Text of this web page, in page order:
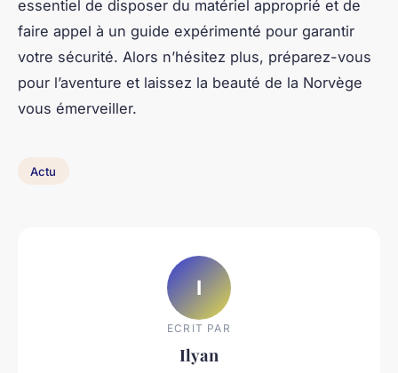
essentiel de disposer du matériel approprié et de
faire appel à un guide expérimenté pour garantir
votre sécurité. Alors n’hésitez plus, préparez-vous
pour l’aventure et laissez la beauté de la Norvège
vous émerveiller.
Actu
I
ECRIT PAR
Ilyan